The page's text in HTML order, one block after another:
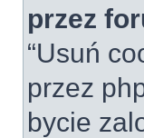
przez
“Usuń
przez
bycie